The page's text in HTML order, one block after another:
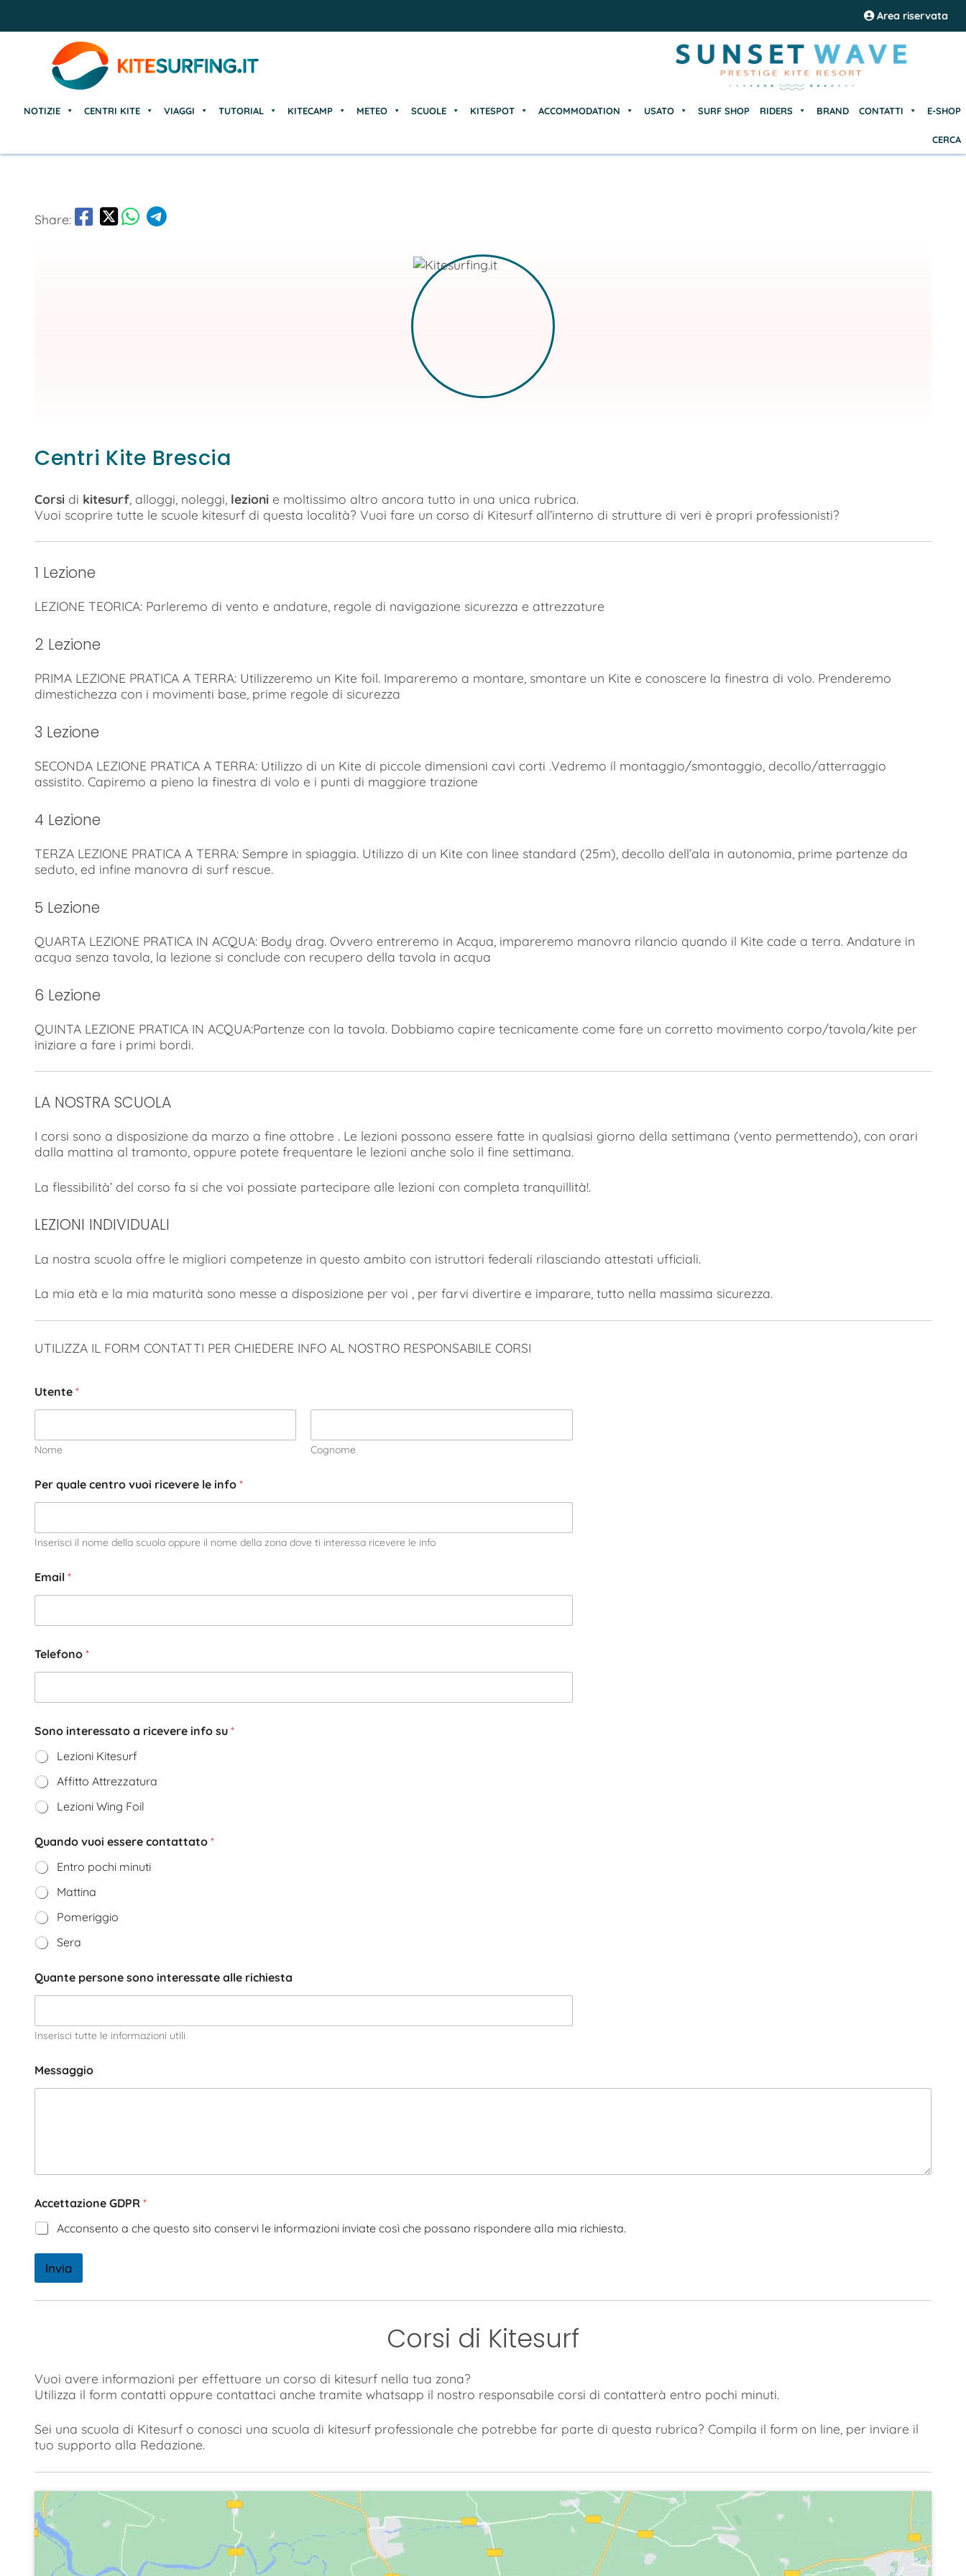
Area riservata
NOTIZIE CENTRI KITE VIAGGI TUTORIAL KITECAMP METEO SCUOLE KITESPOT ACCOMMODATION USATO SURF SHOP RIDERS BRAND CONTATTI E-SHOP
CERCA
Share:
Centri Kite Brescia
Corsi di kitesurf , alloggi, noleggi, lezioni e moltissimo altro ancora tutto in una unica rubrica.
Vuoi scoprire tutte le scuole kitesurf di questa località? Vuoi fare un corso di Kitesurf all’interno di strutture di veri è propri professionisti?
1 Lezione
LEZIONE TEORICA: Parleremo di vento e andature, regole di navigazione sicurezza e attrezzature
2 Lezione
PRIMA LEZIONE PRATICA A TERRA: Utilizzeremo un Kite foil. Impareremo a montare, smontare un Kite e conoscere la finestra di volo. Prenderemo
dimestichezza con i movimenti base, prime regole di sicurezza
3 Lezione
SECONDA LEZIONE PRATICA A TERRA: Utilizzo di un Kite di piccole dimensioni cavi corti .Vedremo il montaggio/smontaggio, decollo/atterraggio
assistito. Capiremo a pieno la finestra di volo e i punti di maggiore trazione
4 Lezione
TERZA LEZIONE PRATICA A TERRA: Sempre in spiaggia. Utilizzo di un Kite con linee standard (25m), decollo dell’ala in autonomia, prime partenze da
seduto, ed infine manovra di surf rescue.
5 Lezione
QUARTA LEZIONE PRATICA IN ACQUA: Body drag. Ovvero entreremo in Acqua, impareremo manovra rilancio quando il Kite cade a terra. Andature in
acqua senza tavola, la lezione si conclude con recupero della tavola in acqua
6 Lezione
QUINTA LEZIONE PRATICA IN ACQUA:Partenze con la tavola. Dobbiamo capire tecnicamente come fare un corretto movimento corpo/tavola/kite per
iniziare a fare i primi bordi.
LA NOSTRA SCUOLA
I corsi sono a disposizione da marzo a fine ottobre . Le lezioni possono essere fatte in qualsiasi giorno della settimana (vento permettendo), con orari
dalla mattina al tramonto, oppure potete frequentare le lezioni anche solo il fine settimana.
La flessibilità’ del corso fa si che voi possiate partecipare alle lezioni con completa tranquillità!.
LEZIONI INDIVIDUALI
La nostra scuola offre le migliori competenze in questo ambito con istruttori federali rilasciando attestati ufficiali.
La mia età e la mia maturità sono messe a disposizione per voi , per farvi divertire e imparare, tutto nella massima sicurezza.
UTILIZZA IL FORM CONTATTI PER CHIEDERE INFO AL NOSTRO RESPONSABILE CORSI
Utente *
Nome Cognome
Per quale centro vuoi ricevere le info *
Inserisci il nome della scuola oppure il nome della zona dove ti interessa ricevere le info
Email *
Telefono *
Sono interessato a ricevere info su *
Lezioni Kitesurf
Affitto Attrezzatura
Lezioni Wing Foil
Quando vuoi essere contattato *
Entro pochi minuti
Mattina
Pomeriggio
Sera
Quante persone sono interessate alle richiesta
Inserisci tutte le informazioni utili
Messaggio
Accettazione GDPR *
Acconsento a che questo sito conservi le informazioni inviate così che possano rispondere alla mia richiesta.
Invia
Corsi di Kitesurf
Vuoi avere informazioni per effettuare un corso di kitesurf nella tua zona?
Utilizza il form contatti oppure contattaci anche tramite whatsapp il nostro responsabile corsi di contatterà entro pochi minuti.
Sei una scuola di Kitesurf o conosci una scuola di kitesurf professionale che potrebbe far parte di questa rubrica? Compila il form on line, per inviare il
tuo supporto alla Redazione.